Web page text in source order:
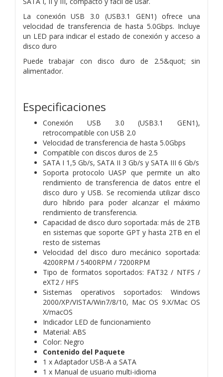
La conexión USB 3.0 (USB3.1 GEN1) ofrece una
velocidad de transferencia de hasta 5.0Gbps. Incluye
un LED para indicar el estado de conexión y acceso a
disco duro
Puede trabajar con disco duro de 2.5&quot; sin
alimentador.
Especificaciones
Conexión USB 3.0 (USB3.1 GEN1),
retrocompatible con USB 2.0
Velocidad de transferencia de hasta 5.0Gbps
Compatible con discos duros de 2.5
SATA I 1,5 Gb/s, SATA II 3 Gb/s y SATA III 6 Gb/s
Soporta protocolo UASP que permite un alto
rendimiento de transferencia de datos entre el
disco duro y USB. Se recomienda utilizar disco
duro híbrido para poder alcanzar el máximo
rendimiento de transferencia.
Capacidad de disco duro soportada: más de 2TB
en sistemas que soporte GPT y hasta 2TB en el
resto de sistemas
Velocidad del disco duro mecánico soportada:
4200RPM / 5400RPM / 7200RPM
Tipo de formatos soportados: FAT32 / NTFS /
eXT2 / HFS
Sistemas operativos soportados: Windows
2000/XP/VISTA/Win7/8/10, Mac OS 9.X/Mac OS
X/macOS
Indicador LED de funcionamiento
Material: ABS
Color: Negro
Contenido del Paquete
1 x Adaptador USB-A a SATA
1 x Manual de usuario multi-idioma